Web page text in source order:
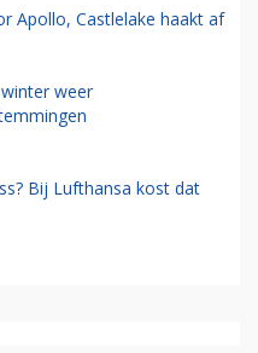
Apollo, Castlelake haakt af
weer
Bij Lufthansa kost dat